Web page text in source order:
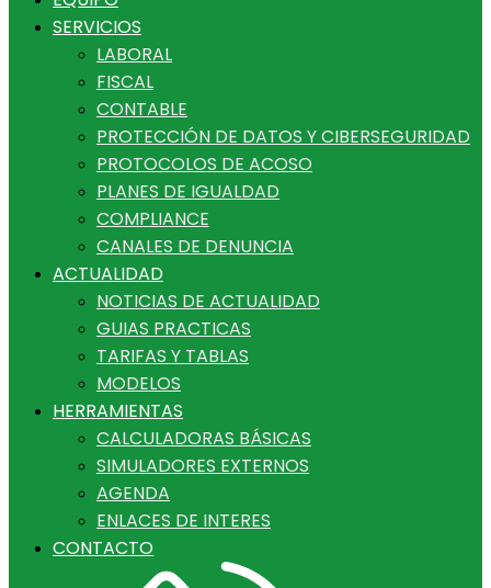
SERVICIOS
LABORAL
FISCAL
CONTABLE
PROTECCIÓN DE DATOS Y CIBERSEGURIDAD
PROTOCOLOS DE ACOSO
PLANES DE IGUALDAD
COMPLIANCE
CANALES DE DENUNCIA
ACTUALIDAD
NOTICIAS DE ACTUALIDAD
GUIAS PRACTICAS
TARIFAS Y TABLAS
MODELOS
HERRAMIENTAS
CALCULADORAS BÁSICAS
SIMULADORES EXTERNOS
AGENDA
ENLACES DE INTERES
CONTACTO